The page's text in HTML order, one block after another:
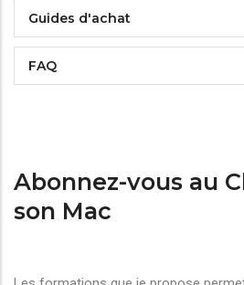
Guides d'achat
FAQ
Abonnez-vous au
son Mac